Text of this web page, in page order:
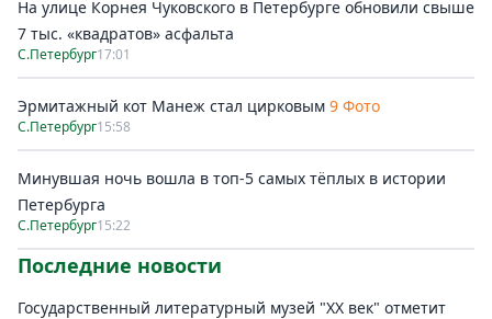
На улице Корнея Чуковского в Петербурге обновили свыше
7 тыс. «квадратов» асфальта
С.Петербург17:01
Эрмитажный кот Манеж стал цирковым 9 Фото
С.Петербург15:58
Минувшая ночь вошла в топ-5 самых тёплых в истории
Петербурга
С.Петербург15:22
Последние новости
Государственный литературный музей "ХХ век" отметит